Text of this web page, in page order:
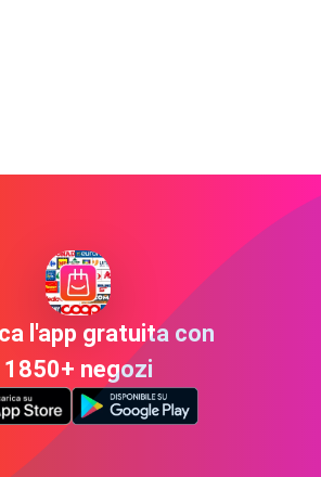
l'app gratuita con
1850+ negozi